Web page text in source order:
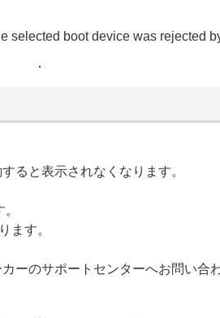
selected boot device was rejected
ると表示されなくなります。
ます。
ーのサポートセンターへお問い合